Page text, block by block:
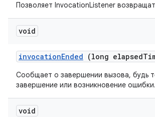
Позволяет InvocationListener
void
invocationEnded (long elapsed
Сообщает о завершении вызова, будь
завершение или возникновение ошибки.
void